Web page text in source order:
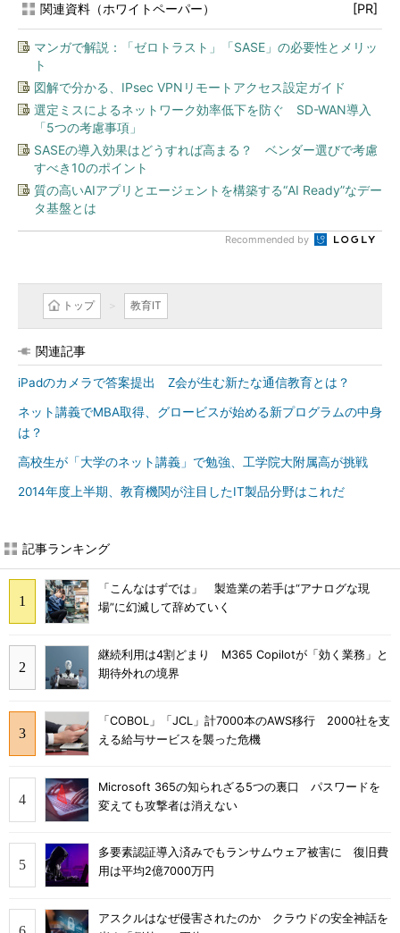
関連資料（ホワイトペーパー） [PR]
マンガで解説：「ゼロトラスト」「SASE」の必要性とメリッ
ト
図解で分かる、IPsec VPNリモートアクセス設定ガイド
選定ミスによるネットワーク効率低下を防ぐ SD-WAN導入
「5つの考慮事項」
SASEの導入効果はどうすれば高まる？ ベンダー選びで考慮
すべき10のポイント
質の高いAIアプリとエージェントを構築する“AI Ready”なデー
タ基盤とは
Recommended by
トップ 教育IT
関連記事
iPadのカメラで答案提出 Z会が生む新たな通信教育とは？
ネット講義でMBA取得、グロービスが始める新プログラムの中身
は？
高校生が「大学のネット講義」で勉強、工学院大附属高が挑戦
2014年度上半期、教育機関が注目したIT製品分野はこれだ
記事ランキング
「こんなはずでは」 製造業の若手は“アナログな現
場”に幻滅して辞めていく
継続利用は4割どまり M365 Copilotが「効く業務」と
期待外れの境界
「COBOL」「JCL」計7000本のAWS移行 2000社を支
える給与サービスを襲った危機
Microsoft 365の知られざる5つの裏口 パスワードを
変えても攻撃者は消えない
多要素認証導入済みでもランサムウェア被害に 復旧費
用は平均2億7000万円
アスクルはなぜ侵害されたのか クラウドの安全神話を